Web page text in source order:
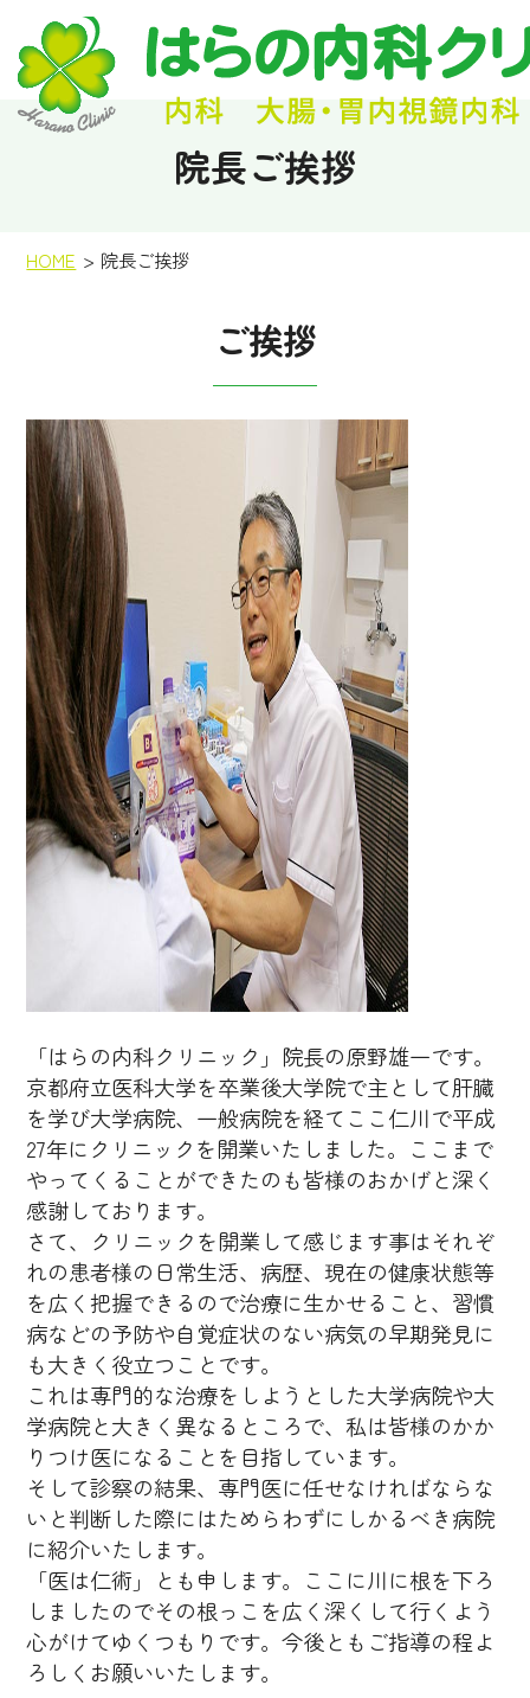
院長ご挨拶
HOME 院長ご挨拶
ご挨拶
「はらの内科クリニック」院長の原野雄一です。
京都府立医科大学を卒業後大学院で主として肝臓
を学び大学病院、一般病院を経てここ仁川で平成
27年にクリニックを開業いたしました。ここまで
やってくることができたのも皆様のおかげと深く
感謝しております。
さて、クリニックを開業して感じます事はそれぞ
れの患者様の日常生活、病歴、現在の健康状態等
を広く把握できるので治療に生かせること、習慣
病などの予防や自覚症状のない病気の早期発見に
も大きく役立つことです。
これは専門的な治療をしようとした大学病院や大
学病院と大きく異なるところで、私は皆様のかか
りつけ医になることを目指しています。
そして診察の結果、専門医に任せなければならな
いと判断した際にはためらわずにしかるべき病院
に紹介いたします。
「医は仁術」とも申します。ここに川に根を下ろ
しましたのでその根っこを広く深くして行くよう
心がけてゆくつもりです。今後ともご指導の程よ
ろしくお願いいたします。